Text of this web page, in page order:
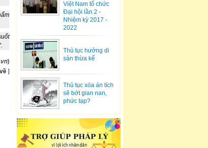
)
]
Việt Nam tổ chức
Đại hội lần 2 -
Nhiệm kỳ 2017 -
2022
Thủ tục hưởng di
sản thừa kế
Thủ tục xóa án tích
sẽ bớt gian nan,
phức tạp?